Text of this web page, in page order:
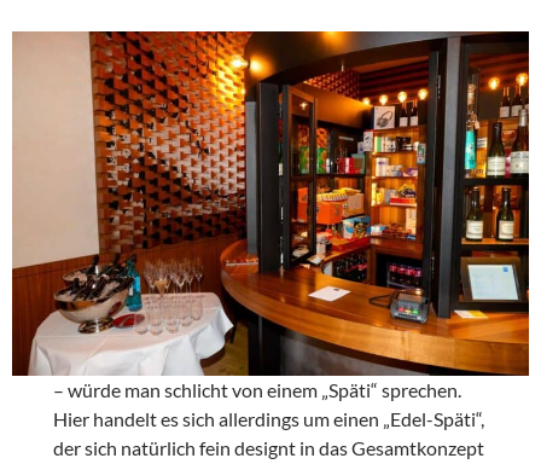
– würde man schlicht von einem „Späti“ sprechen.
Hier handelt es sich allerdings um einen „Edel-Späti“,
der sich natürlich fein designt in das Gesamtkonzept